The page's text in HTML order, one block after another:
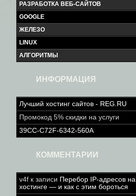
РАЗРАБОТКА ВЕБ-САЙТОВ
GOOGLE
ЖЕЛЕЗО
LINUX
АЛГОРИТМЫ
ИНФОРМАЦИЯ
Лучший хостинг сайтов - REG.RU
Промокод 5% скидки на услуги
39CC-C72F-6342-560A
КОММЕНТАРИИ
v4f к записи Перебор IP-адресов на
хостинге — и как с этим бороться